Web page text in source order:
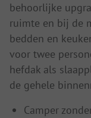
behoorlijke
ruimte en bij de
bedden en
voor twee
hefdak als
de gehele
Camper